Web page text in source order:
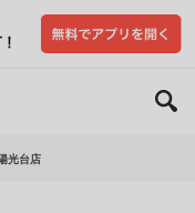
光台店